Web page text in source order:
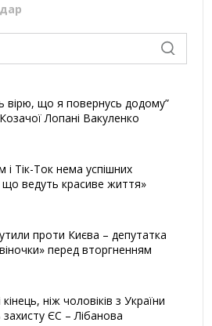
вірю, що я повернусь додому”
Лопані Вакуленко
і Тік-Ток нема успішних
що ведуть красиве життя»
проти Києва – депутатка
перед вторгненням
кінець, ніж чоловіків з України
ЄС – Лібанова